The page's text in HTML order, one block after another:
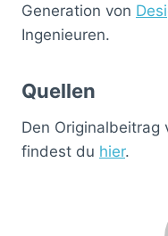
Generation von
Ingenieuren.
Quellen
Den Originalbeitrag
findest du hier.